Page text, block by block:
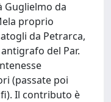
Guglielmo da
proprio
da Petrarca,
del Par.
(passate poi
Il contributo è